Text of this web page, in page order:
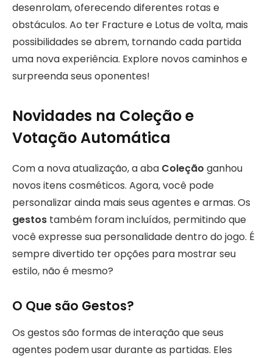
desenrolam, oferecendo diferentes rotas e
obstáculos. Ao ter Fracture e Lotus de volta, mais
possibilidades se abrem, tornando cada partida
uma nova experiência. Explore novos caminhos e
surpreenda seus oponentes!
Novidades na Coleção e
Votação Automática
Com a nova atualização, a aba Coleção ganhou
novos itens cosméticos. Agora, você pode
personalizar ainda mais seus agentes e armas. Os
gestos também foram incluídos, permitindo que
você expresse sua personalidade dentro do jogo. É
sempre divertido ter opções para mostrar seu
estilo, não é mesmo?
O Que são Gestos?
Os gestos são formas de interação que seus
agentes podem usar durante as partidas. Eles